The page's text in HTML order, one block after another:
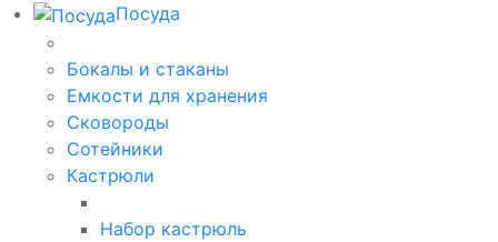
Посуда
Бокалы и стаканы
Емкости для хранения
Сковороды
Сотейники
Кастрюли
Набор кастрюль